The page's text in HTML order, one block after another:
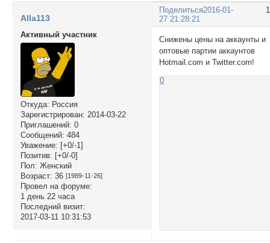
Поделиться2016-01-
27 21:28:21
Alla113
Активный участник
Откуда: Россия
Зарегистрирован: 2014-03-22
Приглашений: 0
Сообщений: 484
Уважение: [+0/-1]
Позитив: [+0/-0]
Пол: Женский
Возраст: 36 [1989-11-26]
Провел на форуме:
1 день 22 часа
Последний визит:
2017-03-11 10:31:53
Снижены цены на аккаунты и
оптовые партии аккаунтов
Hotmail.com и Twitter.com!
0